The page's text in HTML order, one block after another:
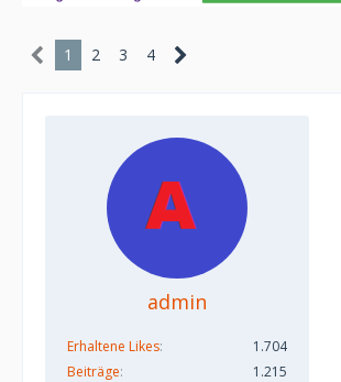
1 2 3 4
admin
Erhaltene Likes
1.704
Beiträge
1.215